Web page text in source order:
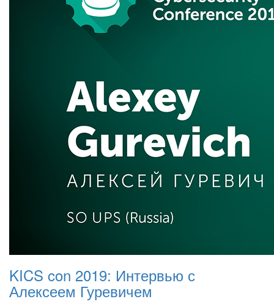
KICS con 2019: Интервью с
Алексеем Гуревичем